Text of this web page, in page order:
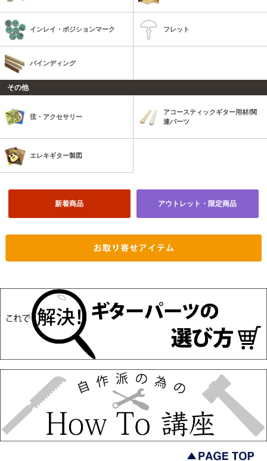
インレイ・ポジションマーク フレット
バインディング
その他
弦・アクセサリー
アコースティックギター用材/関
連パーツ
エレキギター製図
新着商品 アウトレット・限定商品